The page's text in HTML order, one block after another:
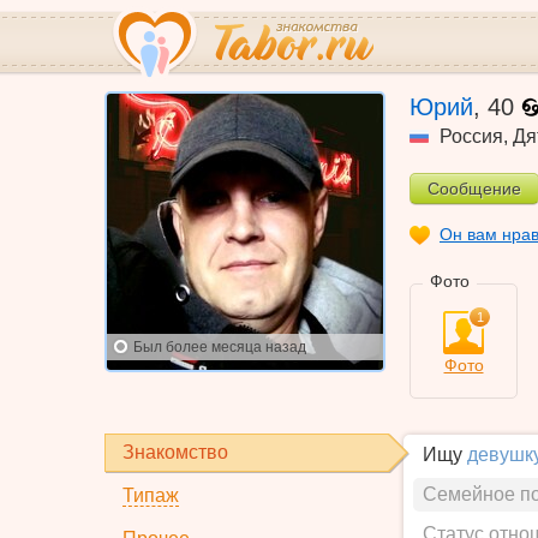
Был более месяца назад
Юрий, 40
Россия,
Сообщение
Он вам
Фото
1
Фото
Знакомство
Типаж
Ищу
Семейное
Статус